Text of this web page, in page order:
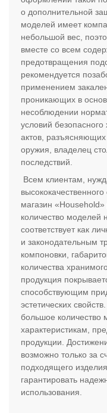
о дополнительной
моделей имеет
небольшой вес,
вместе со всем
предотвращения
рекомендуется
применением
проникающих в
несоблюдении
условий
актов,
оружия, владелец
последствий.
Всем клиентам,
магазин
количество моделей
соответствует как
и законодательным
компоновки,
количества
продукция
способствующим
эстетических
большое
характеристикам,
продукции.
возможно только за
подходящего
гарантировать
использования.